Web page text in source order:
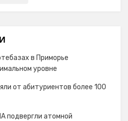
в Приморье
уровне
от абитуриентов более 100
подвергли атомной